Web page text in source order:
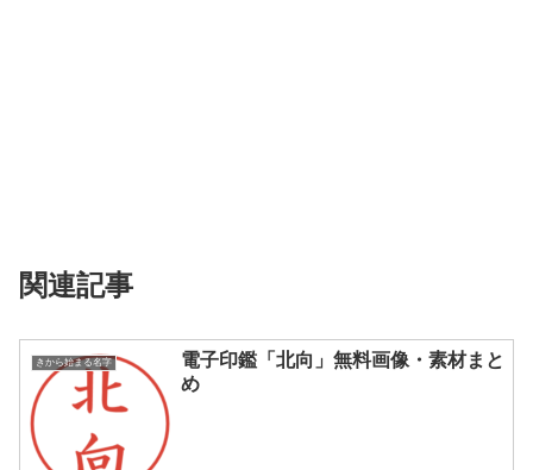
関連記事
きから始まる名字
電子印鑑「北向」無料画像・素材まと
め